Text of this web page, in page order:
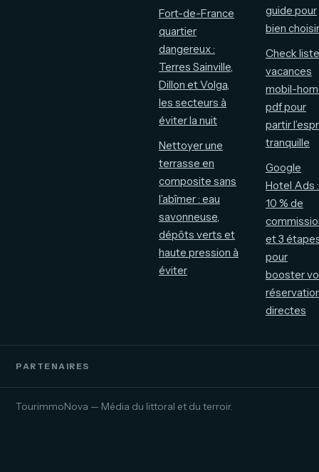
Fort-de-France
quartier
dangereux :
Terres Sainville,
Dillon et Volga,
les secteurs à
éviter la nuit
Nettoyer une
terrasse en
composite sans
l’abîmer : eau
savonneuse,
dépôts verts et
haute pression à
éviter
guide pour
bien choisir
Check liste
vacances
mobil-
pdf pour
partir
tranquille
Google
Hotel Ads :
10 % de
et 3
pour
booster
directes
PARTENAIRES
TourimmoNova — Média du littoral et du terroir.